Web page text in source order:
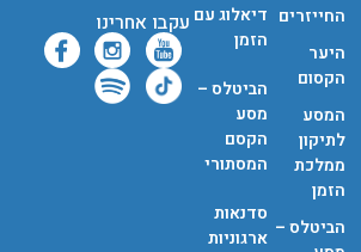
החייזרים
היער
הקסום
המסע
לתיקון
ממלכת
הזמן
הביטלס –
דיאלוג עם
הזמן
הביטלס –
מסע
הקסם
המסתורי
סדנאות
ארגוניות
עקבו אחרינו